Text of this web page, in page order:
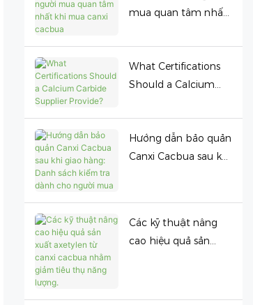
mua quan tâm nhất
cacbua
What Certifications
Should a Calcium
Provide?
Hướng dẫn bảo quản
Canxi Cacbua sau khi
Các kỹ thuật nâng
cao hiệu quả sản